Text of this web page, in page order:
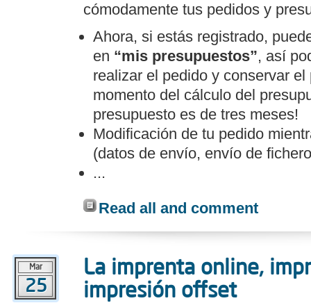
cómodamente tus pedidos y
Ahora, si estás registrado,
en “mis presupuestos”, así
realizar el pedido y conservar
momento del cálculo del
presupuesto es de tres meses!
Modificación de tu pedido
(datos de envío, envío de
...
Read all and comment
Mar
25
La imprenta online,
impresión offset